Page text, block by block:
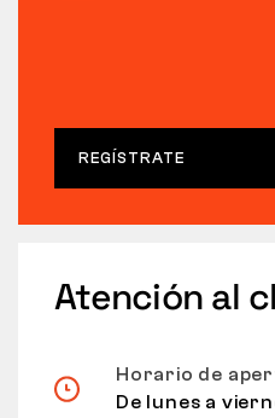
REGÍSTRATE
Atención al
Horario de
De lunes a